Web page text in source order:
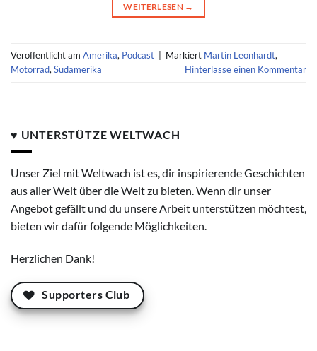
WEITERLESEN →
Veröffentlicht am Amerika, Podcast Markiert Martin Leonhardt,
Motorrad,Südamerika Hinterlasse einen Kommentar
♥ UNTERSTÜTZE WELTWACH
Unser Ziel mit Weltwach ist es, dir inspirierende Geschichten
aus aller Welt über die Welt zu bieten. Wenn dir unser
Angebot gefällt und du unsere Arbeit unterstützen möchtest,
bieten wir dafür folgende Möglichkeiten.
Herzlichen Dank!
Supporters Club